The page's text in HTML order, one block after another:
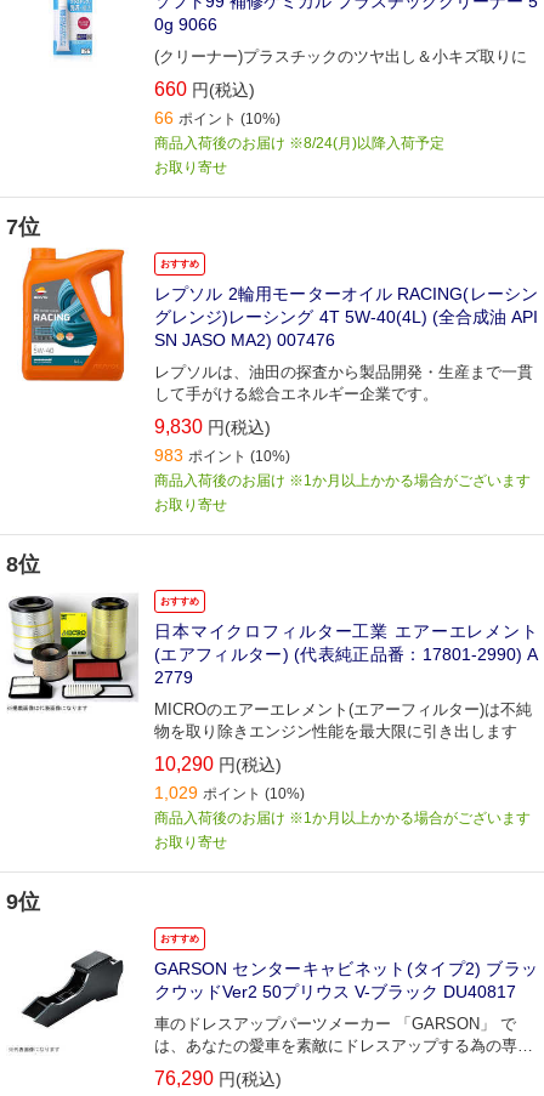
0g 9066
(クリーナー)プラスチックのツヤ出し＆小キズ取りに
660 円(税込)
66 ポイント (10%)
商品入荷後のお届け ※8/24(月)以降入荷予定
お取り寄せ
7位
おすすめ
レプソル 2輪用モーターオイル RACING(レーシン
グレンジ)レーシング 4T 5W-40(4L) (全合成油 API
SN JASO MA2) 007476
レプソルは、油田の探査から製品開発・生産まで一貫
して手がける総合エネルギー企業です。
9,830 円(税込)
983 ポイント (10%)
商品入荷後のお届け ※1か月以上かかる場合がございます
お取り寄せ
8位
おすすめ
日本マイクロフィルター工業 エアーエレメント
(エアフィルター) (代表純正品番：17801-2990) A
2779
MICROのエアーエレメント(エアーフィルター)は不純
物を取り除きエンジン性能を最大限に引き出します
10,290 円(税込)
1,029 ポイント (10%)
商品入荷後のお届け ※1か月以上かかる場合がございます
お取り寄せ
9位
おすすめ
GARSON センターキャビネット(タイプ2) ブラッ
クウッドVer2 50プリウス V-ブラック DU40817
車のドレスアップパーツメーカー 「GARSON」 で
は、あなたの愛車を素敵にドレスアップする為の専用
パーツアイテムを、各シリーズごとにピックアップ！
76,290 円(税込)